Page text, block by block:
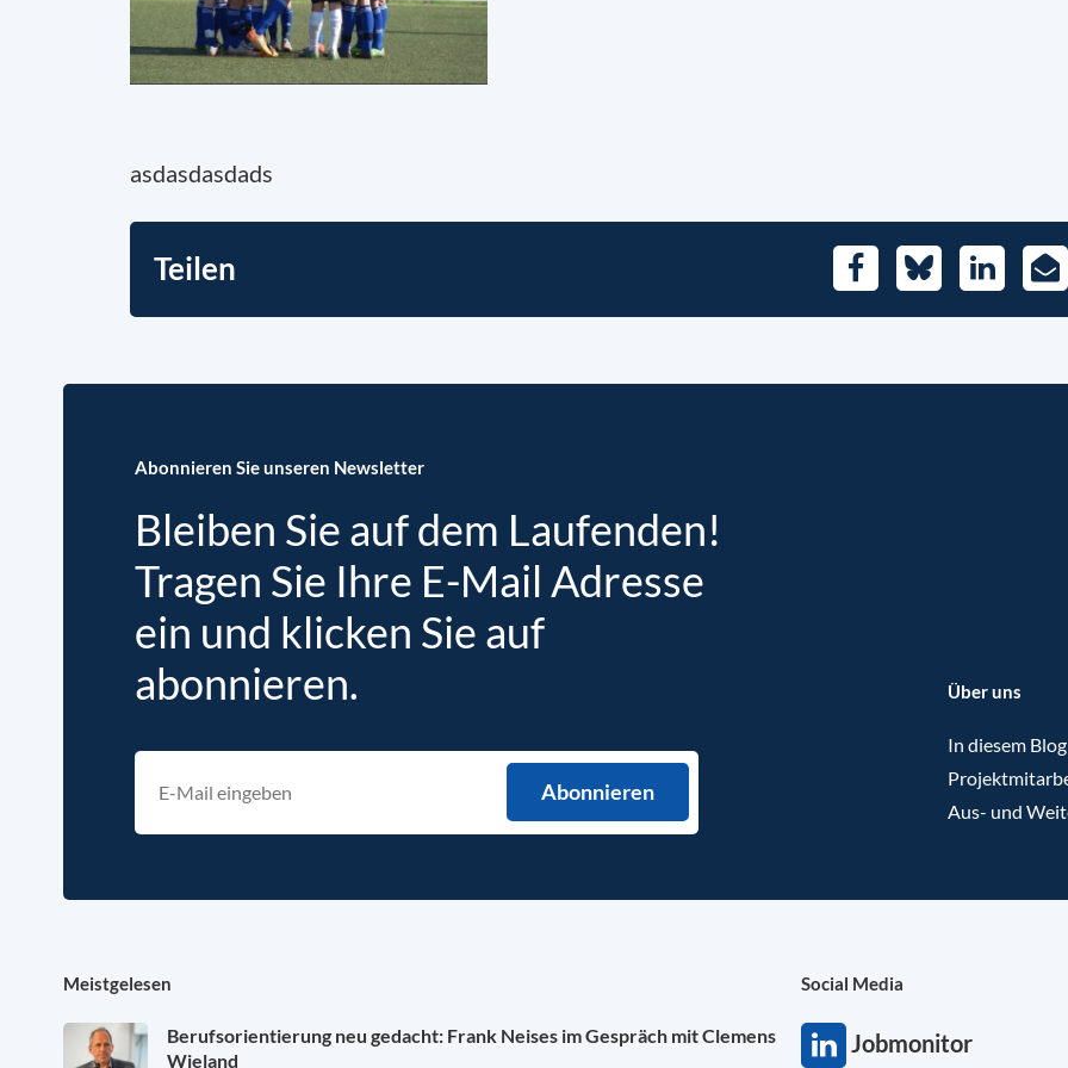
asdasdasdads
Teilen FacebookBlueskyLinkedIn
E-
Abonnieren Sie unseren Newsletter
Bleiben Sie auf dem Laufenden!
Tragen Sie Ihre E-Mail Adresse
ein und klicken Sie auf
abonnieren.
Über uns
In diesem
Aus- und
Meistgelesen
Berufsorientierung neu gedacht: Frank Neises im Gespräch mit Clemens
Wieland
Social Media
Jobmonitor